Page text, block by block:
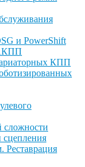
и PowerShift
КПП
сложности
сцепления
Реставрация